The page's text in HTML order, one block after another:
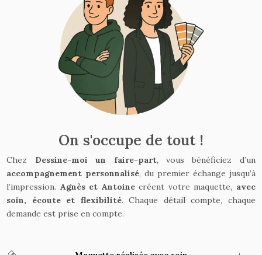
On s'occupe de tout !
Chez Dessine-moi un faire-part, vous bénéficiez d’un
accompagnement personnalisé, du premier échange jusqu’à
l’impression. Agnès et Antoinecréent votre maquette, avec
soin, écoute et flexibilité. Chaque détail compte, chaque
demande est prise en compte.